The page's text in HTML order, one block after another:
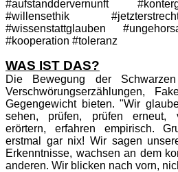
#aufstanddervernunft
#willensethik
#wissenstattglauben
#kooperation #toleranz
WAS IST DAS?
Die Bewegung der
Verschwörungserzählungen,
Gegengewicht bieten. "Wir
sehen, prüfen, prüfen erneut,
erörtern, erfahren empirisch.
erstmal gar nix! Wir sagen
Erkenntnisse, wachsen an dem
anderen. Wir blicken nach vorn,